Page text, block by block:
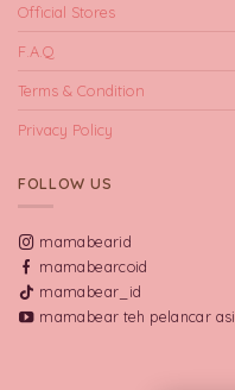
Official Stores
F.A.Q
Terms & Condition
Privacy Policy
FOLLOW US
mamabearid
mamabearcoid
mamabear_id
mamabear teh pelancar asi